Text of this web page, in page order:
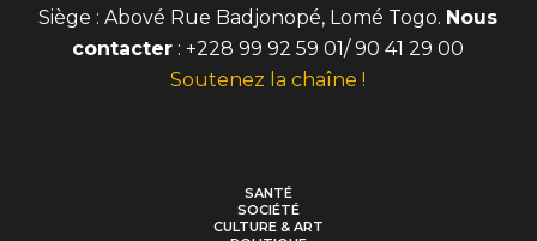
Siège : Abové Rue Badjonopé, Lomé Togo. Nous
contacter : +228 99 92 59 01/ 90 41 29 00
Soutenez la chaîne !
SANTÉ
SOCIÉTÉ
CULTURE & ART